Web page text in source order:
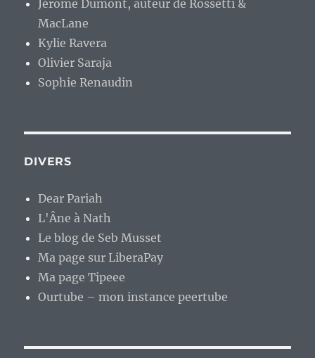
Jérome Dumont, auteur de Rossetti &
MacLane
Kylie Ravera
Olivier Saraja
Sophie Renaudin
DIVERS
Dear Pariah
L'Âne à Nath
Le blog de Seb Musset
Ma page sur LiberaPay
Ma page Tipeee
Ourtube – mon instance peertube